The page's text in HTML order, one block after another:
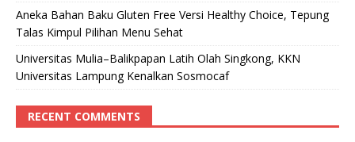
Aneka Bahan Baku Gluten Free Versi Healthy Choice, Tepung
Talas Kimpul Pilihan Menu Sehat
Universitas Mulia–Balikpapan Latih Olah Singkong, KKN
Universitas Lampung Kenalkan Sosmocaf
RECENT COMMENTS